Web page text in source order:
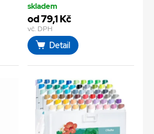
skladem
od 79,1 Kč
vč. DPH
Detail